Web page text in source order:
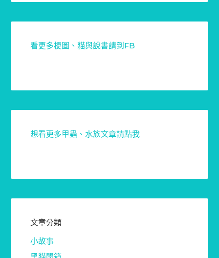
看更多梗圖、貓與說書請到FB
想看更多甲蟲、水族文章請點我
文章分類
小故事